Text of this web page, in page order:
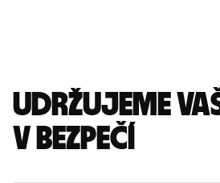
Udržujeme
v bezpečí